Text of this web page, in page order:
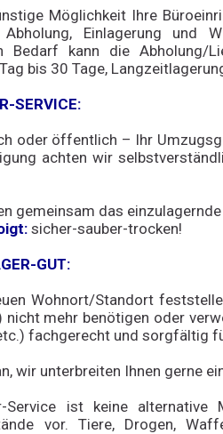
Möglichkeit Ihre
Einlagerung und
Bedarf kann die Abholung/
bis 30 Tage,
SERVICE:
oder öffentlich – Ihr
achten wir
gemeinsam das
sicher-sauber-trocken!
GUT:
Wohnort/Standort
nicht mehr benötigen oder
fachgerecht und sorgfältig
wir unterbreiten Ihnen gerne
Service ist keine
vor. Tiere, Drogen,